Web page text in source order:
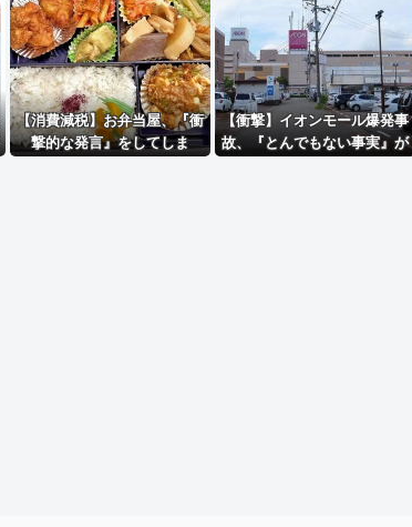
【消費減税】お弁当屋、『衝
撃的な発言』をしてしま
【衝撃】イオンモール爆発事
故、『とんでもない事実』が